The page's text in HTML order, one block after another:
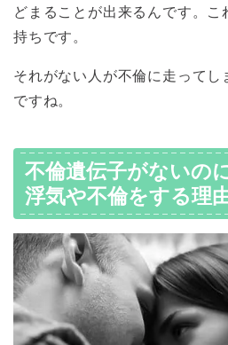
どまることが出来るんです。こ
持ちです。
それがない人が不倫に走って
ですね。
不倫遺伝子がないの
浮気や不倫をする理